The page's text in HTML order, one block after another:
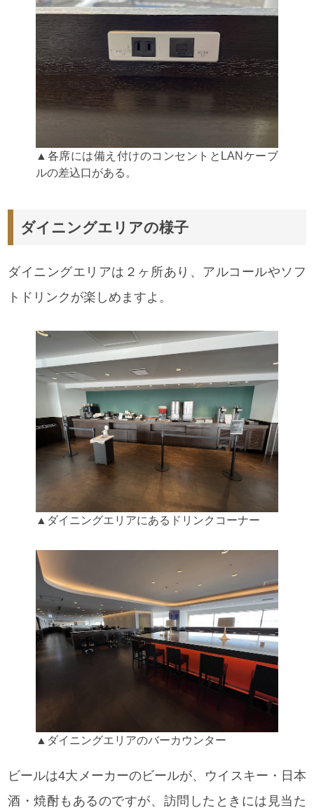
▲各席には備え付けのコンセントとLANケーブ
ルの差込口がある。
ダイニングエリアの様子
ダイニングエリアは２ヶ所あり、アルコールやソフ
トドリンクが楽しめますよ。
▲ダイニングエリアにあるドリンクコーナー
▲ダイニングエリアのバーカウンター
ビールは4大メーカーのビールが、ウイスキー・日本
酒・焼酎もあるのですが、訪問したときには見当た